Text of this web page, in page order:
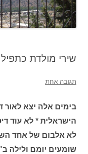
שירי מולדת
תגובה אחת
בימים אלה יצא לאור
הישראלית * לא עוד
לא אלבום של אחד
שומעים יומם ולילה